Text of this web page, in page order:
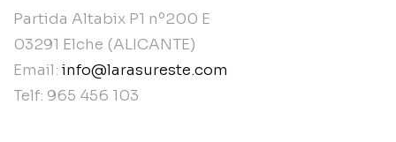
Partida Altabix P1 nº200 E
03291 Elche (ALICANTE)
Email: info@larasureste.com
Telf: 965 456 103